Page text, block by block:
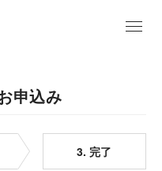
申込み
3. 完了